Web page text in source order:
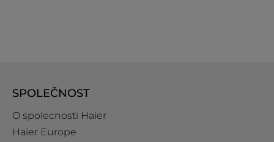
SPOLEČNOST
O spolecnosti Haier
Haier Europe